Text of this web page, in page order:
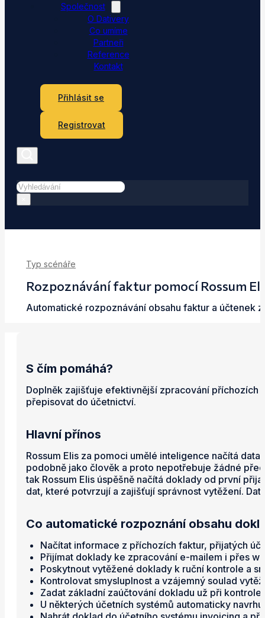
Společnost
O Dativery
Co umíme
Partneři
Reference
Kontakt
Přihlásit se
Registrovat
Hledat
Typ scénáře
Rozpoznávání faktur pomocí Rossum
Automatické rozpoznávání obsahu faktur a účtenek
S čím pomáhá?
Doplněk zajišťuje efektivnější zpracování příchozích
přepisovat do účetnictví.
Hlavní přínos
Rossum Elis za pomoci umělé inteligence načítá
podobně jako člověk a proto nepotřebuje žádné
tak Rossum Elis úspěšně načítá doklady od první
dat, které potvrzují a zajišťují správnost vytěžení.
Co automatické rozpoznání obsahu
Načítat informace z příchozích faktur, přijatých
Přijímat doklady ke zpracování e-mailem i přes
Poskytnout vytěžené doklady k ruční kontrole a
Kontrolovat smysluplnost a vzájemný soulad
Zadat základní zaúčtování dokladu už při kontrole
U některých účetních systémů automaticky